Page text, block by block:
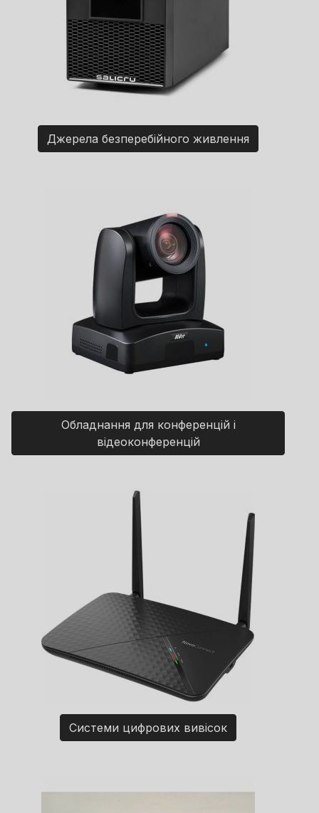
Джерела безперебійного живлення
Обладнання для конференцій і
відеоконференцій
Системи цифрових вивісок